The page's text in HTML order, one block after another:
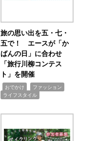
旅の思い出を五・七・
五で！ エースが「か
ばんの日」に合わせ
「旅行川柳コンテス
ト」を開催
おでかけ ファッション
ライフスタイル